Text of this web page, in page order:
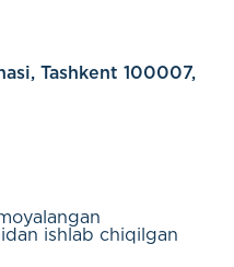
Tashkent 100007,
ishlab chiqilgan